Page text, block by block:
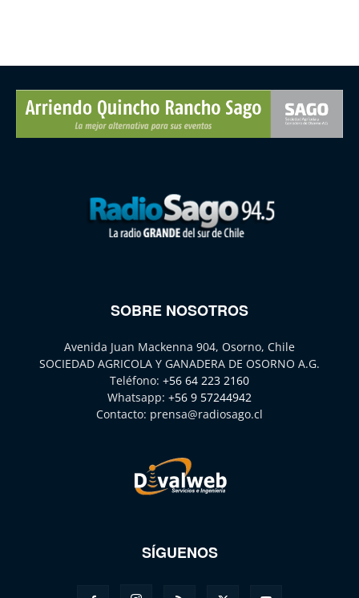
SOBRE NOSOTROS
Avenida Juan Mackenna 904, Osorno, Chile
SOCIEDAD AGRICOLA Y GANADERA DE OSORNO A.G.
Teléfono: +56 64 223 2160
Whatsapp: +56 9 57244942
Contacto: prensa@radiosago.cl
SÍGUENOS